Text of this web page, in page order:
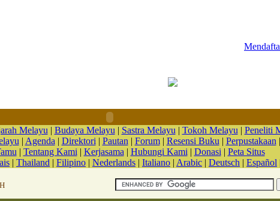
Melayu | Budaya Melayu | Sastra Melayu | Tokoh Melayu | Peneliti
| Agenda | Direktori | Pautan | Forum| Resensi Buku | Perpustakaan |
| Tentang Kami | Kerjasama | Hubungi Kami | Donasi | Peta Situs
| Thailand | Filipino | Nederlands | Italiano | Arabic | Deutsch | Español